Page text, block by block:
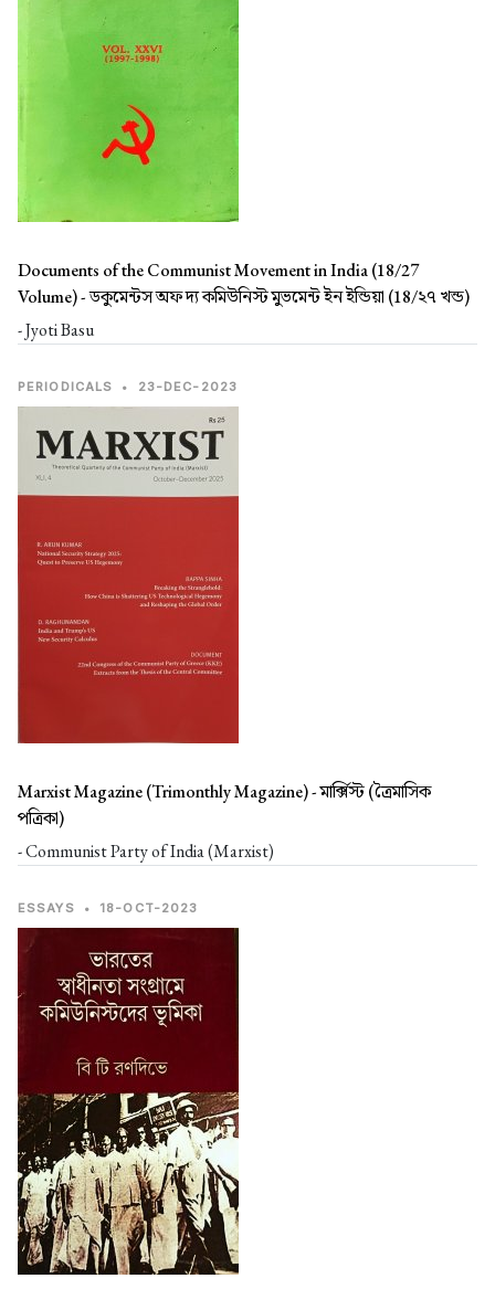
Documents of the Communist Movement in India (18/27
Volume) -ডকুমেন্টস অফ দ্য কমিউনিস্ট মুভমেন্ট ইন ইন্ডিয়া (18/২৭ খন্ড)
- Jyoti Basu
PERIODICALS • 23-DEC-2023
Marxist Magazine (Trimonthly Magazine) -মার্ক্সিস্ট (ত্রৈমাসিক
পত্রিকা)
- Communist Party of India (Marxist)
ESSAYS • 18-OCT-2023